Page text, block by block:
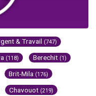
& Travail (747)
(118) Berechit (1)
Brit-Mila (176)
Chavouot (219)